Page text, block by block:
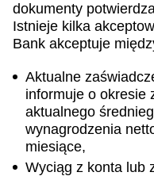
dokumenty
Istnieje kilka
Bank akceptuje
Aktualne
informuje o okresie
aktualnego
wynagrodzenia
miesiące,
Wyciąg z konta lub